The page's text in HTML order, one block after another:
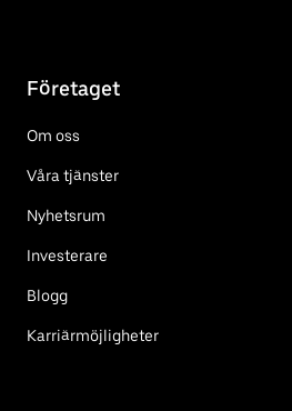
Företaget
Om oss
Våra tjänster
Nyhetsrum
Investerare
Blogg
Karriärmöjligheter